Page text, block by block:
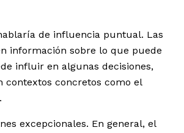
de influencia puntual. Las
información sobre lo que puede
influir en algunas decisiones,
contextos concretos como el
excepcionales. En general, el